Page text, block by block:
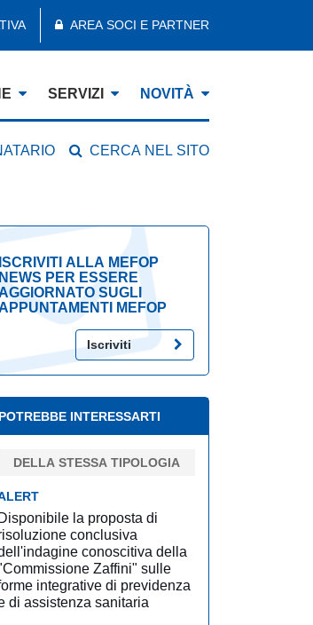
AREA SOCI E PARTNER
SERVIZI NOVITÀ
CERCA NEL SITO
ISCRIVITI ALLA MEFOP
PER ESSERE
SUGLI
MEFOP
Iscriviti
POTREBBE INTERESSARTI
DELLA STESSA TIPOLOGIA
Disponibile la proposta di
conclusiva
conoscitiva della
Zaffini" sulle
integrative di previdenza
di assistenza sanitaria